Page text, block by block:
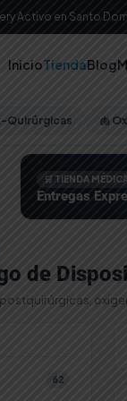
Activo en Santo
InicioTiendaBlog
Quirúrgicas 🫁
🛒 TIENDA
Entregas
de
62